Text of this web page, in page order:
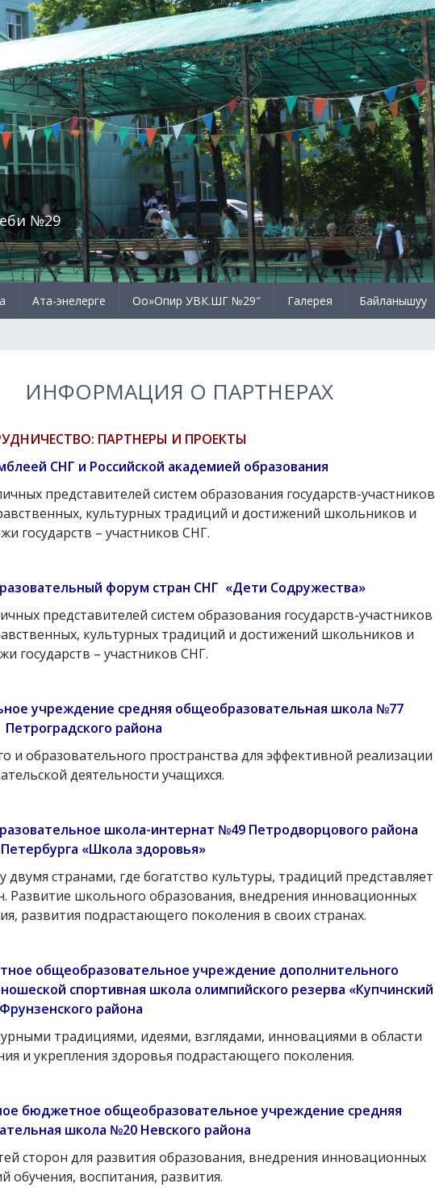
№29
Ата-энелерге Оо»Опир УВК.ШГ №29″ Галерея Байланышуу
ИНФОРМАЦИЯ О ПАРТНЕРАХ
ПАРТНЕРЫ И ПРОЕКТЫ
СНГ и Российской академией образования
представителей систем образования государств-участников
культурных традиций и достижений школьников и
государств – участников СНГ.
форум стран СНГ «Дети Содружества»
представителей систем образования государств-участников
культурных традиций и достижений школьников и
государств – участников СНГ.
учреждение средняя общеобразовательная школа №77
Петроградского района
и образовательного пространства для эффективной реализации
деятельности учащихся.
школа-интернат №49 Петродворцового района
Петербурга «Школа здоровья»
странами, где богатство культуры, традиций представляет
Развитие школьного образования, внедрения инновационных
развития подрастающего поколения в своих странах.
общеобразовательное учреждение дополнительного
спортивная школа олимпийского резерва «Купчинский
района
традициями, идеями, взглядами, инновациями в области
и укрепления здоровья подрастающего поколения.
бюджетное общеобразовательное учреждение средняя
школа №20 Невского района
сторон для развития образования, внедрения инновационных
обучения, воспитания, развития.